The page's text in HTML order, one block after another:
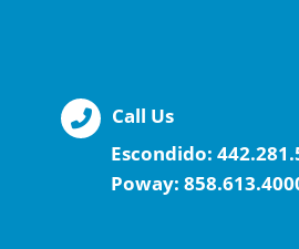
Call Us
Escondido:
Poway: